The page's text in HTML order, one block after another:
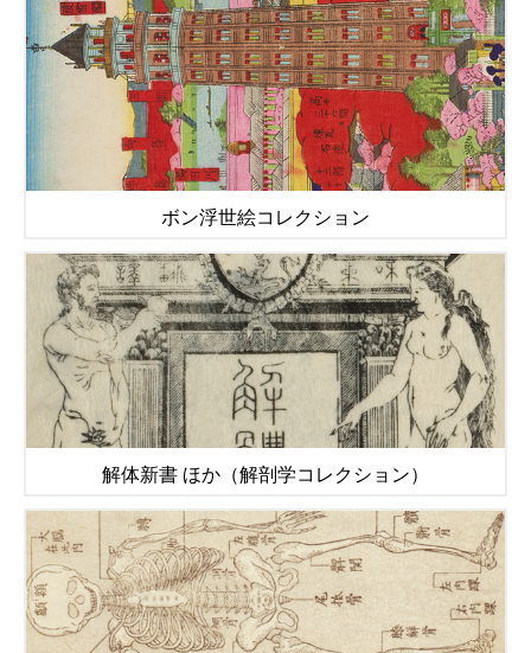
ボン浮世絵コレクション
解体新書 ほか（解剖学コレクション）